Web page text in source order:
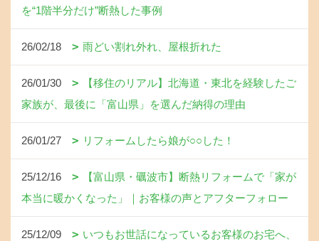
を“1階半分だけ”断熱した事例
26/02/18 雨どい割れ外れ、屋根折れた
26/01/30
【移住のリアル】北海道・東北を経験したご
家族が、最後に「富山県」を選んだ納得の理由
26/01/27 リフォームしたら娘が○○した！
25/12/16
【富山県・礪波市】断熱リフォームで「家が
本当に暖かくなった」｜お客様の声とアフターフォロー
25/12/09
いつもお世話になっているお客様のお宅へ、